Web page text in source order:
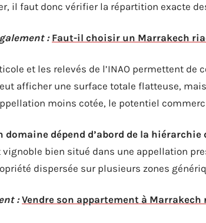
il faut donc vérifier la répartition exacte
: Faut-il choisir un Marrakech
et les relevés de l’INAO permettent
afficher une surface totale flatteuse,
moins cotée, le potentiel
domaine dépend d’abord de la
vignoble bien situé dans une appellation
dispersée sur plusieurs zones
: Vendre son appartement à